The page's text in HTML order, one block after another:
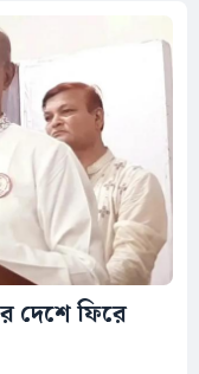
দেশে ফিরে